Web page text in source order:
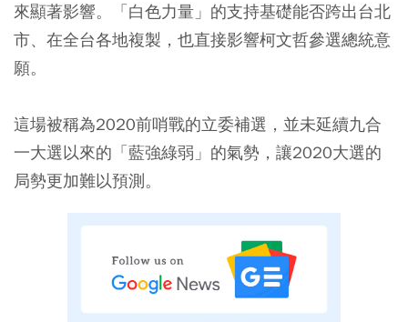
來顯著影響。「白色力量」的支持基礎能否跨出台北
市、在全台各地複製，也直接影響柯文哲參選總統意
願。
這場被稱為2020前哨戰的立委補選，並未延續九合
一大選以來的「藍強綠弱」的氣勢，讓2020大選的
局勢更加難以預測。